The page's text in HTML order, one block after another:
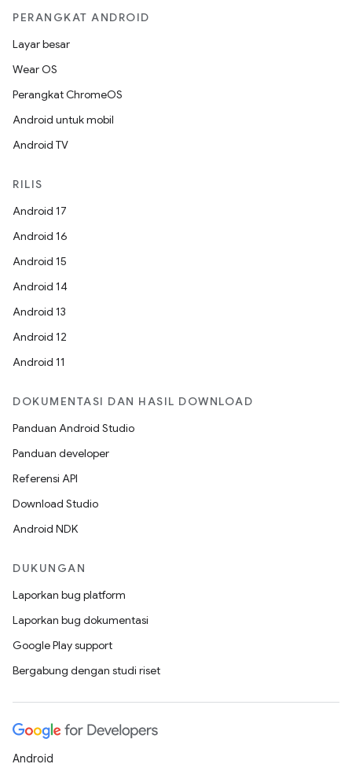
PERANGKAT ANDROID
Layar besar
Wear OS
Perangkat ChromeOS
Android untuk mobil
Android TV
RILIS
Android 17
Android 16
Android 15
Android 14
Android 13
Android 12
Android 11
DOKUMENTASI DAN HASIL DOWNLOAD
Panduan Android Studio
Panduan developer
Referensi API
Download Studio
Android NDK
DUKUNGAN
Laporkan bug platform
Laporkan bug dokumentasi
Google Play support
Bergabung dengan studi riset
Android